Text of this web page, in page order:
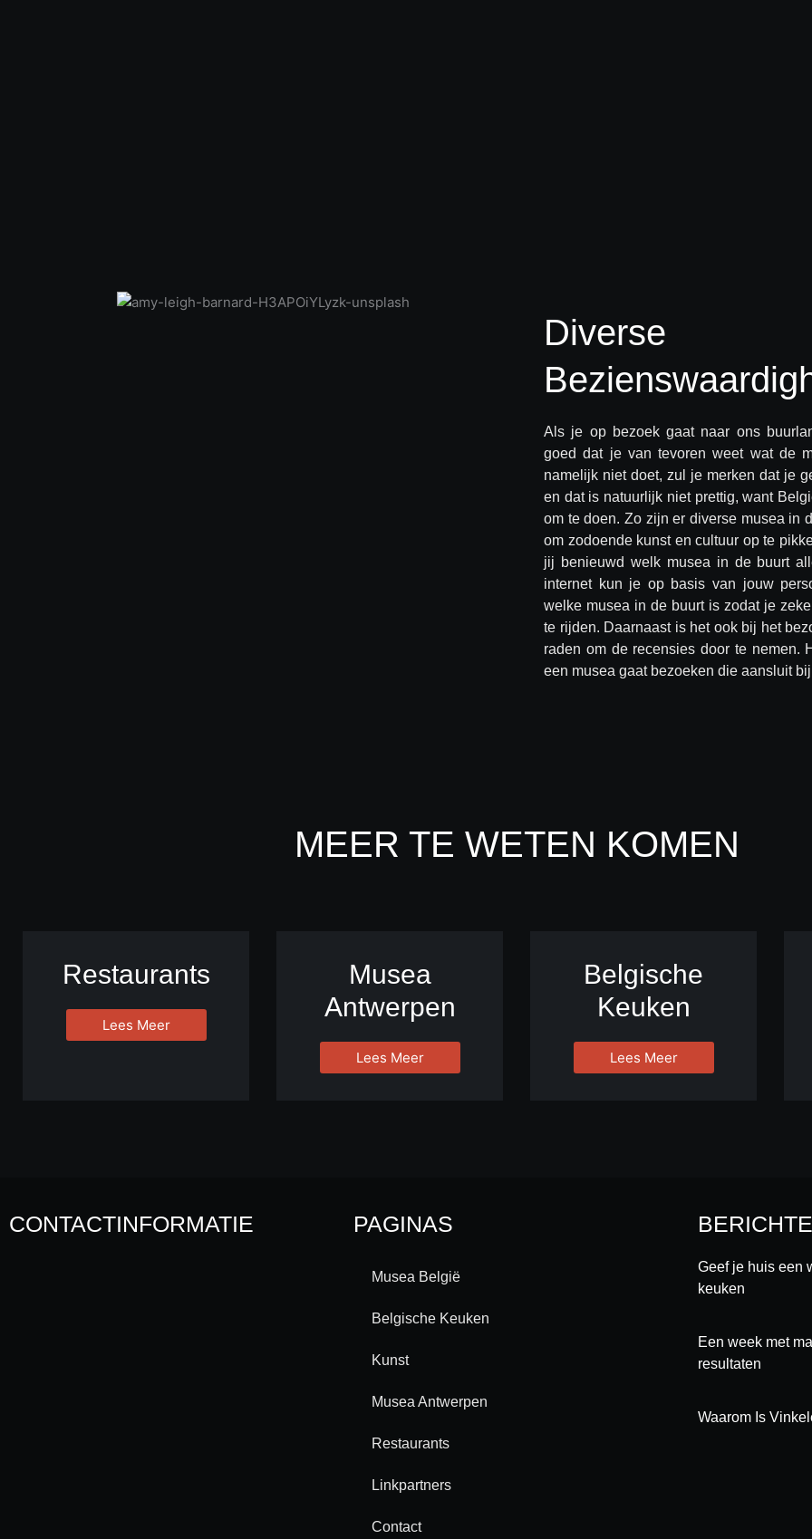
Diverse
Als je op bezoek gaat naar ons
goed dat je van tevoren weet wat de
namelijk niet doet, zul je merken dat je
en dat is natuurlijk niet prettig, want
om te doen. Zo zijn er diverse musea in
om zodoende kunst en cultuur op te
jij benieuwd welk musea in de buurt
internet kun je op basis van jouw
welke musea in de buurt is zodat je
te rijden. Daarnaast is het ook bij het
raden om de recensies door te nemen.
een musea gaat bezoeken die aansluit
MEER TE WETEN KOMEN
Restaurants
Lees Meer
Musea
Antwerpen
Lees Meer
Belgische
Keuken
Lees Meer
CONTACTINFORMATIE PAGINAS
Musea België
Belgische Keuken
Kunst
Musea Antwerpen
Restaurants
Linkpartners
Contact
Geef je huis een
keuken
Een week met
resultaten
Waarom Is